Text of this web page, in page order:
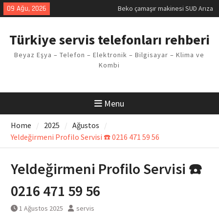
Skip
to
09 Ağu, 2026
Demirdöküm buzdolabı E1 Arıza
Arızası Çözümü
E02 Arıza Kodu Regal kombi
Sorunu
Türkiye servis telefonları rehberi
Beyaz Eşya – Telefon – Elektronik – Bilgisayar – Klima ve
Kombi
Menu
Home 2025
Ağustos
Yeldeğirmeni Profilo Servisi ☎️ 0216 471 59 56
Yeldeğirmeni Profilo Servisi ☎️
0216 471 59 56
1 Ağustos 2025 servis